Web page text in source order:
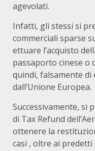
agevolati.
Infatti, gli stessi si
commerciali sparse
ettuare l’acquisto
passaporto cinese o
quindi, falsamente
dall’Unione Europea.
Successivamente, si
di Tax Refund
ottenere la
casi , oltre ai